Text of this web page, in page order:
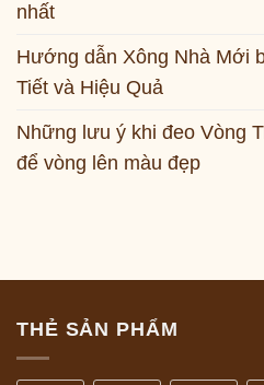
nhất
Hướng dẫn Xông Nhà Mới
Tiết và Hiệu Quả
Những lưu ý khi đeo Vòng
để vòng lên màu đẹp
THẺ SẢN PHẨM